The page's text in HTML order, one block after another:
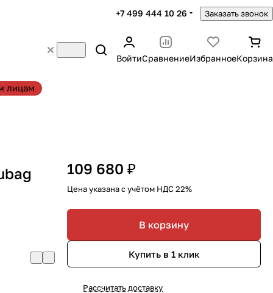
+7 499 444 10 26 Заказать звонок
ВойтиСравнениеИзбранноеКорзина
лицам
109 680 ₽
Цена указана с учётом НДС 22%
В корзину
Купить в 1 клик
Рассчитать доставку